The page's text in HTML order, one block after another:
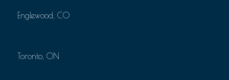
Englewood, CO
Toronto, ON